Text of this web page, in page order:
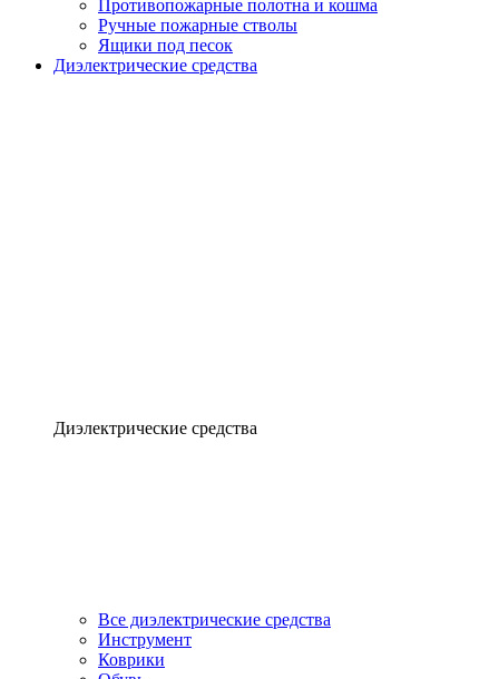
Противопожарные полотна и кошма
Ручные пожарные стволы
Ящики под песок
Диэлектрические средства
Диэлектрические средства
Все диэлектрические средства
Инструмент
Коврики